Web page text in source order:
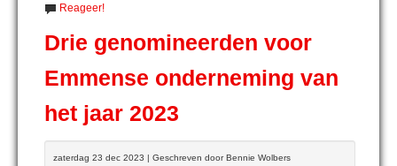
Reageer!
Drie genomineerden voor
Emmense onderneming van
het jaar 2023
zaterdag 23 dec 2023 | Geschreven door Bennie Wolbers